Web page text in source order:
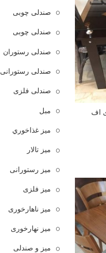
صندلی چوبی
صندلی چوبی
صندلی رستوران
صندلی رستورانی
صندلی فلزی
مبل
ميز غذاخوري
میز تالار
میز رستورانی
میز فلزی
میز ناهارخوری
میز نهارخوری
میز و صندلی
اف